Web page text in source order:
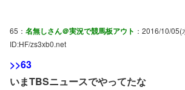
65： 名無しさん＠実況で競馬板アウト ：2016/10/
ID:HF/zs3xb0.net
>>63
いまTBSニュースでやってたな